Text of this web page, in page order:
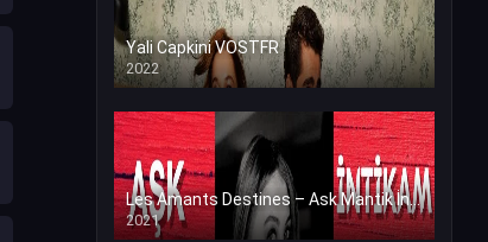
Yali Capkini VOSTFR
2022
Les Amants Destines – Ask Mantik İntikam en VF (Voix Francaise)
2021